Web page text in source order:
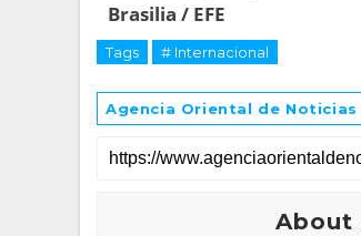
Brasilia / EFE
Tags # Internacional
Agencia Oriental de
About